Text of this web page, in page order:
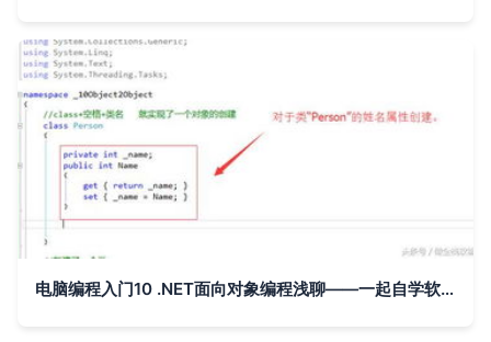
电脑编程入门10 .NET面向对象编程浅聊——一起自学软件开发制作